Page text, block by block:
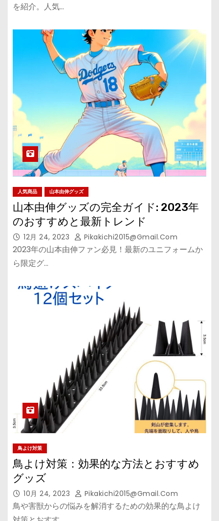
を紹介。人気…
人気商品 山本由伸グッズ
山本由伸グッズの完全ガイド: 2023年
のおすすめと最新トレンド
12月 24, 2023 Pikakichi2015@gmail.com
2023年の山本由伸ファン必見！最新のユニフォームか
ら限定グ…
鳥よけ対策
鳥よけ対策：効果的な方法とおすすめ
グッズ
10月 24, 2023 Pikakichi2015@gmail.com
鳥や害獣からの悩みを解消するための効果的な鳥よけ